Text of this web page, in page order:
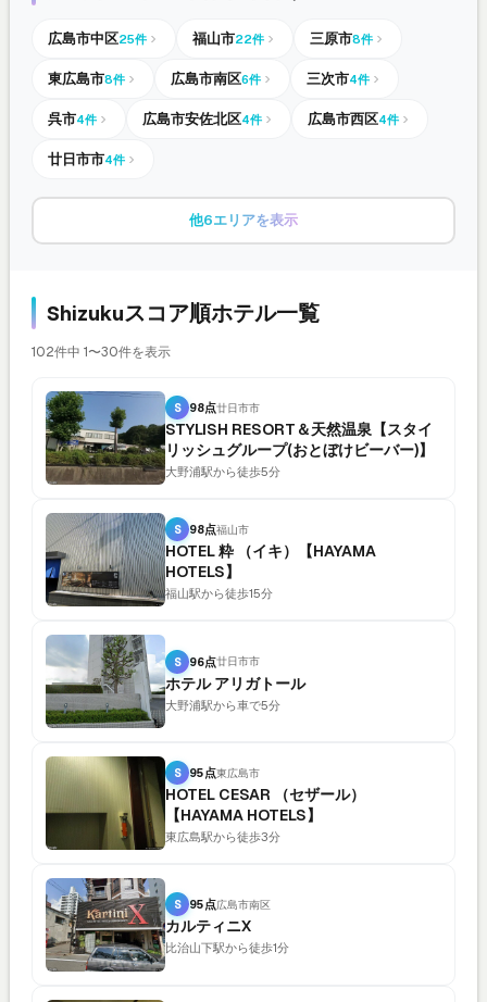
広島市中区25件 福山市22件 三原市8件
東広島市8件 広島市南区6件 三次市4件
呉市4件 広島市安佐北区4件 広島市西区4件
廿日市市4件
他6エリアを表示
Shizukuスコア順ホテル一覧
102件中 1〜30件を表示
S 98点廿日市市
STYLISH RESORT＆天然温泉【スタイ
リッシュグループ(おとぼけビーバー)】
大野浦駅から徒歩5分
S 98点福山市
HOTEL 粋 （イキ）【HAYAMA
HOTELS】
福山駅から徒歩15分
S 96点廿日市市
ホテル アリガトール
大野浦駅から車で5分
S 95点東広島市
HOTEL CESAR （セザール）
【HAYAMA HOTELS】
東広島駅から徒歩3分
S 95点広島市南区
カルティニX
比治山下駅から徒歩1分